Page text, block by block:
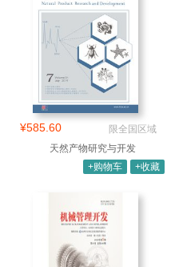
¥585.60
限全国区域
天然产物研究与开发
+购物车
+收藏